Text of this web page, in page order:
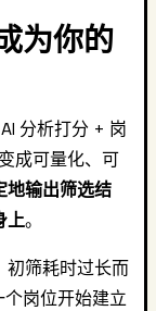
为你的
分析打分 + 岗
成可量化、可
地输出筛选结
上。
初筛耗时过长而
个岗位开始建立